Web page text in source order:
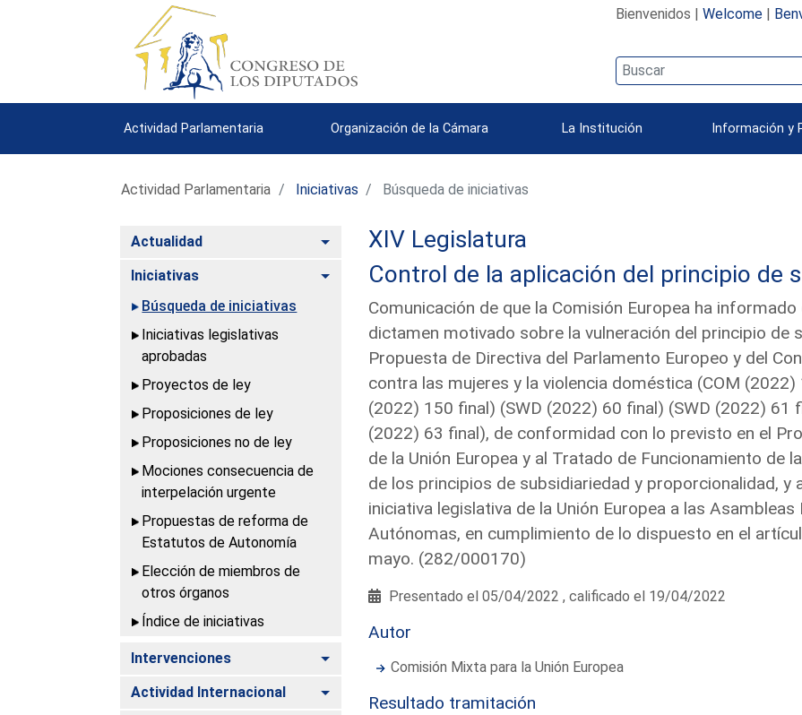
Bienvenidos | Welcome|
Actividad Parlamentaria Organización de la Cámara La Institución Información y
Actividad Parlamentaria Iniciativas Búsqueda de iniciativas
Actualidad Alternar
Iniciativas
Alternar
Búsqueda de iniciativas
Iniciativas legislativas
aprobadas
Proyectos de ley
Proposiciones de ley
Proposiciones no de ley
Mociones consecuencia de
interpelación urgente
Propuestas de reforma de
Estatutos de Autonomía
Elección de miembros de
otros órganos
Índice de iniciativas
Intervenciones Alternar
Actividad Internacional Alternar
XIV Legislatura
Control de la aplicación del principio de
Comunicación de que la Comisión Europea ha
dictamen motivado sobre la vulneración del principio de
Propuesta de Directiva del Parlamento Europeo y del
contra las mujeres y la violencia doméstica (COM
(2022) 150 final) (SWD (2022) 60 final) (SWD (2022) 61
(2022) 63 final), de conformidad con lo previsto en el
de la Unión Europea y al Tratado de Funcionamiento de
de los principios de subsidiariedad y proporcionalidad, y
iniciativa legislativa de la Unión Europea a las
Autónomas, en cumplimiento de lo dispuesto en el
mayo. (282/000170)
Presentado el 05/04/2022 , calificado el 19/04/2022
Autor
Comisión Mixta para la Unión Europea
Resultado tramitación